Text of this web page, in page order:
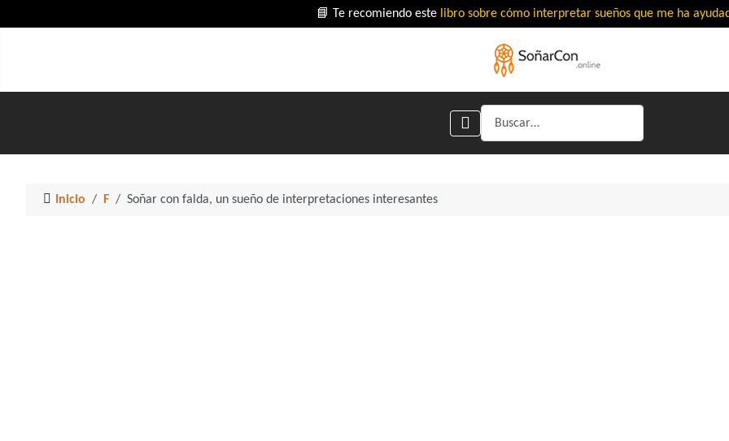
📘 Te recomiendo este libro sobre cómo interpretar sueños que me ha
Buscar
Inicio F Soñar con falda, un sueño de interpretaciones interesantes